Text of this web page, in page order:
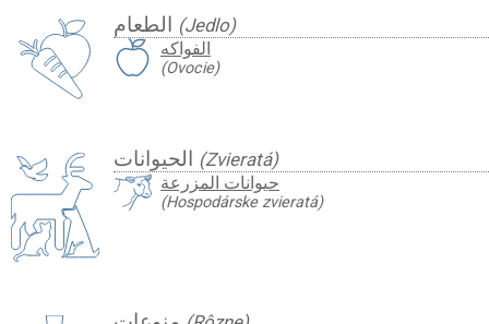
(Jedlo)
الفواكه
(Ovocie)
(Zvieratá)
حيوانات المزرعة
(Hospodárske zvieratá)